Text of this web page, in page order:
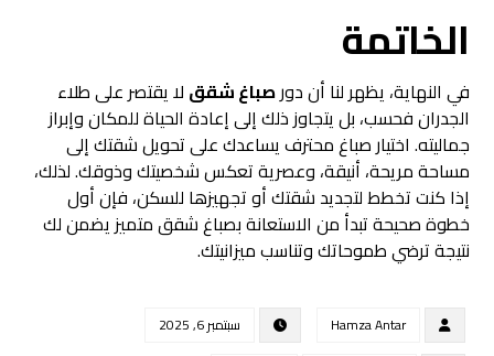
الخاتمة
في النهاية، يظهر لنا أن دورصباغ شقق لا يقتصر على طلاء
الجدران فحسب، بل يتجاوز ذلك إلى إعادة الحياة للمكان وإبراز
جماليته. اختيار صباغ محترف يساعدك على تحويل شقتك إلى
مساحة مريحة، أنيقة، وعصرية تعكس شخصيتك وذوقك. لذلك،
إذا كنت تخطط لتجديد شقتك أو تجهيزها للسكن، فإن أول
خطوة صحيحة تبدأ من الاستعانة بصباغ شقق متميز يضمن لك
نتيجة ترضي طموحاتك وتناسب ميزانيتك.
Hamza Antar
سبتمبر 6, 2025